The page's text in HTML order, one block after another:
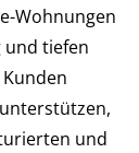
Wohnungen
und tiefen
und